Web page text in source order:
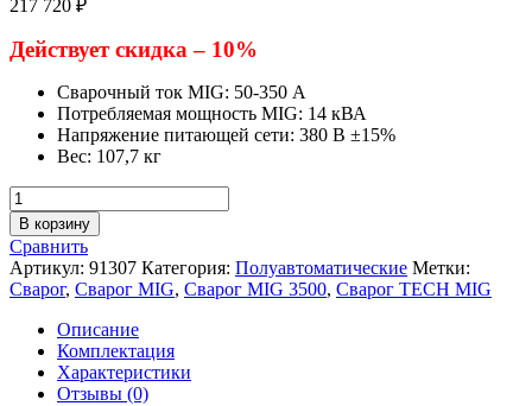
217 720 ₽
Действует скидка – 10%
Сварочный ток MIG: 50-350 А
Потребляемая мощность MIG: 14 кВА
Напряжение питающей сети: 380 В ±15%
Вес: 107,7 кг
Количество
товара
Сварочный
полуавтомат
Сварог
TECH
MIG
3500
(N222)
В корзину
Сравнить
Артикул: 91307 Категория: Полуавтоматические Метки:
Сварог, Сварог MIG, Сварог MIG 3500, Сварог TECH MIG
Описание
Комплектация
Характеристики
Отзывы (0)